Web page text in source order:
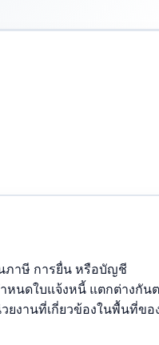
ภาษี การยื่น หรือบัญชี
ดใบแจ้งหนี้ แตกต่างกัน
ยงานที่เกี่ยวข้องในพื้นที่ข